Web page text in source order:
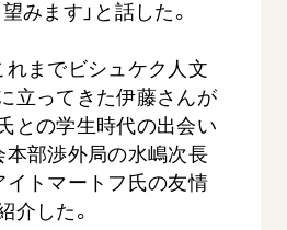
みます」と話した。
れまでビシュケク人文
立ってきた伊藤さんが
との学生時代の出会い
本部渉外局の水嶋次長
イトマートフ氏の友情
介した。